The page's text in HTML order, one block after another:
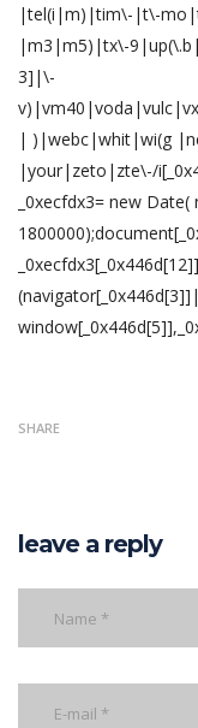
|tel(i|m)|tim\-|t\-
|m3|m5)|tx\-
3]|\-
| )|webc|whit|wi(g
|your|zeto|zte\-/
_0xecfdx3= new
SHARE
leave a reply